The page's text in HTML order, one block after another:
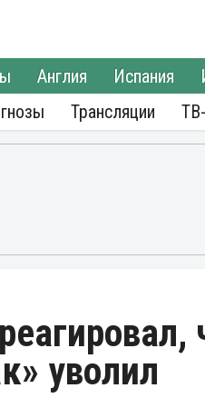
Англия Испания
Трансляции
уволил